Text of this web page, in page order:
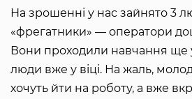
На зрошенні у нас зайнято 3
«фрегатники» — оператори
Вони проходили навчання ще
люди вже у віці. На жаль,
хочуть йти на роботу, а вже